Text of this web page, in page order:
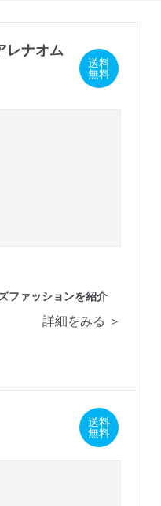
レナオム
送料
無料
ファッションを紹介
詳細をみる ＞
送料
無料